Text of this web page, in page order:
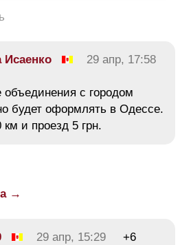
Исаенко
29 апр, 17:58
объединения с городом
будет оформлять в Одессе.
км и проезд 5 грн.
→
29 апр, 15:29
+6